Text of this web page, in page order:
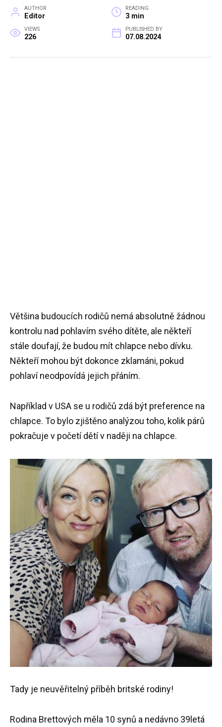
AUTHOR
Editor
READING
3 min
VIEWS
226
PUBLISHED BY
07.08.2024
Většina budoucích rodičů nemá absolutně žádnou
kontrolu nad pohlavím svého dítěte, ale někteří
stále doufají, že budou mít chlapce nebo dívku.
Někteří mohou být dokonce zklamáni, pokud
pohlaví neodpovídá jejich přáním.
Například v USA se u rodičů zdá být preference na
chlapce. To bylo zjištěno analýzou toho, kolik párů
pokračuje v početí dětí v naději na chlapce.
Tady je neuvěřitelný příběh britské rodiny!
Rodina Brettových měla 10 synů a nedávno 39letá